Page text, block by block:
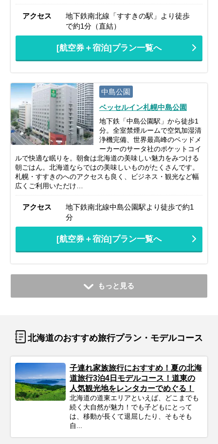
アクセス
地下鉄南北線「すすきの駅」より徒歩
で約1分（直結）
[航空券＋宿泊]プラン一覧へ
中島公園
ベッセルイン札幌中島公園
地下鉄「中島公園駅」から徒歩1
分。全室禁煙ルームで空気加湿清
浄機完備、世界最高峰のベッドメ
ーカーのサータ社のポケットコイ
ルで快適な眠りを。朝食は北海道の美味しい魅力をみつける
朝ごはん。北海道ならではの美味しいものがたくさんです。
札幌・すすきのへのアクセスも良く、ビジネス・観光など幅
広くご利用いただけ…
アクセス
地下鉄南北線中島公園駅より徒歩で約1
分
[航空券＋宿泊]プラン一覧へ
もっと見る
北海道のおすすめ旅行プラン・モデルコース
子連れ家族旅行におすすめ！夏の北海
道旅行3泊4日モデルコース！道東の
人気観光地をレンタカーでめぐる！
北海道の道東エリアといえば、どこまでも
続く大自然が魅力！でも子どもにとって
は、移動が長くて退屈したり、そもそも
自...